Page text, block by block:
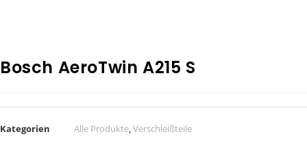
Bosch AeroTwin A215 S
Kategorien Alle Produkte Verschleißteile